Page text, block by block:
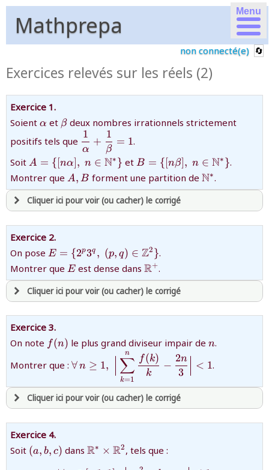
Menu
Mathprepa
non connecté(e)
Exercices relevés sur les réels (2)
Exercice 1.
Soient {\alpha}
α et {\beta}
β deux nombres irrationnels strictement
positifs tels que {\dfrac{1}
{\alpha}+\dfrac{1}
{\beta}=1}
α
1
+
β
1
= 1.
Soit {A=\
{[n\alpha],\;n\in\mathbb{N}^*\}}
A = {[nα], n ∈ N∗ } et{B=\
B = {[nβ], n ∈ N∗ }.
Montrer que {A,B}
A, B forment une partition de N∗.
Cliquer ici pour voir (ou cacher) le corrigé
avoir une souscription active sur mathprepa
et êtreconnecté au site
revenir àla page d'accueil
ou tester la page d'extraits libres
Exercice 2.
On pose {E=\{2^p3^q,\;
(p,q)\in\mathbb{Z}^2\}}
E = {2p3q , (p, q) ∈ Z2 }.
Montrer que {E}
E est dense dans{\mathbb{R}^+}
R+.
Cliquer ici pour voir (ou cacher) le corrigé
avoir une souscription active sur mathprepa
et être connecté au site
revenir à
la page d'accueil
ou testerla page d'extraits libres
ou consulterle plan du site
Exercice 3.
On note {f(n)}
f(n) le plus grand diviseur impair de {n}
n.
Montrer que :
{k}-\dfrac{2n}{3}\Big|\lt 1}
∀n ≥ 1,
k=1
∑
n
k
f (k)
−
3
2n
< 1.
Cliquer ici pour voir (ou cacher) le corrigé
avoir une souscription active sur mathprepa
et être
connecté au site
Exercice 4.
Soit {(a,b,c)}
(a, b, c) dansR∗ × R2 , tels que :